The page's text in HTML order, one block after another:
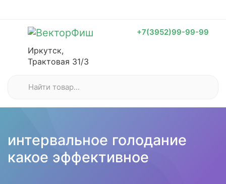
+7(3952)99-99-99
Иркутск,
Трактовая 31/3
интервальное голодание
какое эффективное